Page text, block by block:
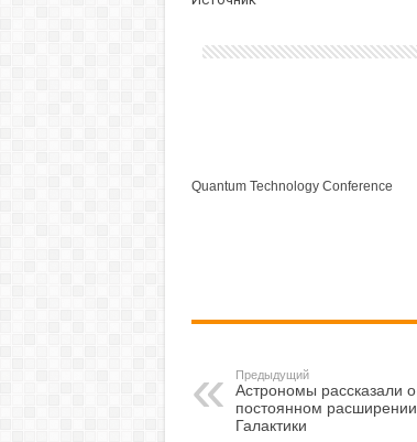
Quantum Technology Conference
Предыдущий
Астрономы рассказали о
постоянном расширении
Галактики